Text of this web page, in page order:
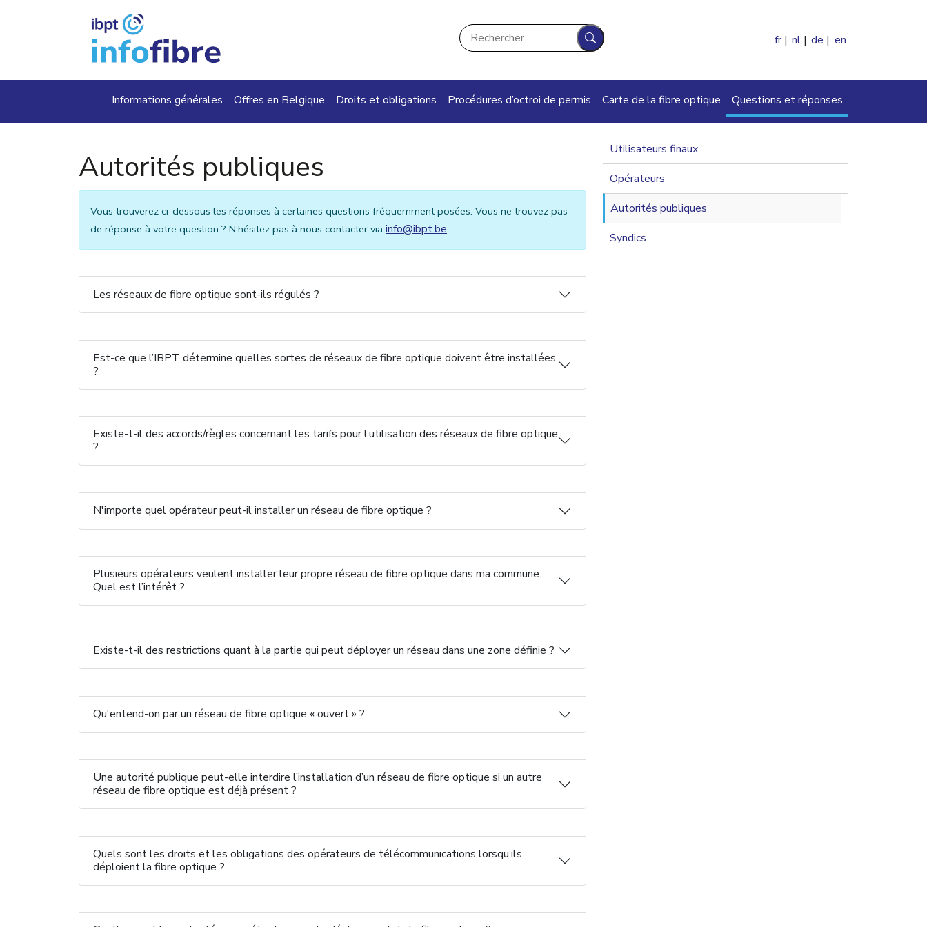
Rechercher
Rechercher
fr nl de en
Main navigation
Informations générales Offres en Belgique Droits et obligations Procédures d’octroi de permis Carte de la fibre optique Questions et réponses
Autorités publiques
Vous trouverez ci-dessous les réponses à certaines questions fréquemment posées. Vous ne trouvez pas
de réponse à votre question ? N’hésitez pas à nous contacter via info@ibpt.be.
Les réseaux de fibre optique sont-ils régulés ?
Est-ce que l’IBPT détermine quelles sortes de réseaux de fibre optique doivent être installées
?
Existe-t-il des accords/règles concernant les tarifs pour l’utilisation des réseaux de fibre optique
?
N'importe quel opérateur peut-il installer un réseau de fibre optique ?
Plusieurs opérateurs veulent installer leur propre réseau de fibre optique dans ma commune.
Quel est l’intérêt ?
Existe-t-il des restrictions quant à la partie qui peut déployer un réseau dans une zone définie ?
Qu'entend-on par un réseau de fibre optique « ouvert » ?
Une autorité publique peut-elle interdire l’installation d’un réseau de fibre optique si un autre
réseau de fibre optique est déjà présent ?
Quels sont les droits et les obligations des opérateurs de télécommunications lorsqu’ils
déploient la fibre optique ?
navigation 2nd level
Utilisateurs finaux
Opérateurs
Autorités publiques
Syndics